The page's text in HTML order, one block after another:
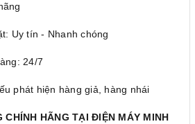
Uy tín - Nhanh chóng
24/7
phát hiện hàng giả, hàng nhái
CHÍNH HÃNG TẠI ĐIỆN MÁY MINH